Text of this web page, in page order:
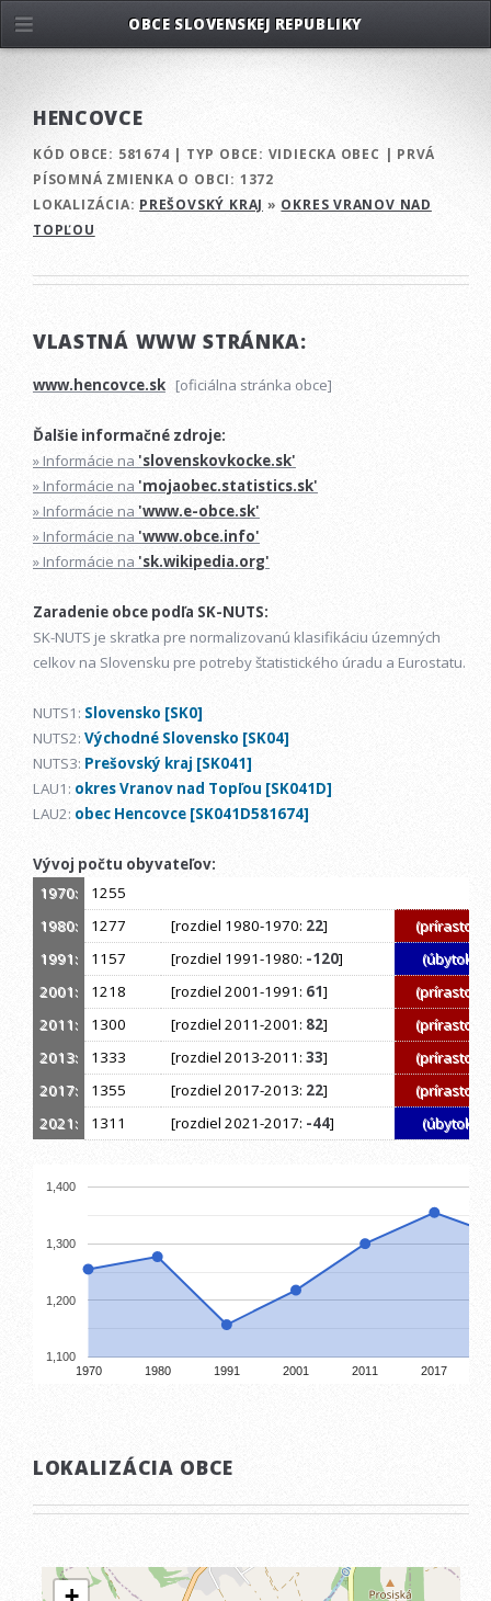
HENCOVCE
KÓD OBCE: 581674 | TYP OBCE: VIDIECKA OBEC | PRVÁ
PÍSOMNÁ ZMIENKA O OBCI: 1372
LOKALIZÁCIA: PREŠOVSKÝ KRAJ » OKRES VRANOV NAD
TOPĽOU
VLASTNÁ WWW STRÁNKA:
www.hencovce.sk [oficiálna stránka obce]
Ďalšie informačné zdroje:
» Informácie na 'slovenskovkocke.sk'
» Informácie na 'mojaobec.statistics.sk'
» Informácie na 'www.e-obce.sk'
» Informácie na 'www.obce.info'
» Informácie na 'sk.wikipedia.org'
Zaradenie obce podľa SK-NUTS:
SK-NUTS je skratka pre normalizovanú klasifikáciu územných
celkov na Slovensku pre potreby štatistického úradu a Eurostatu.
NUTS1: Slovensko [SK0]
NUTS2: Východné Slovensko [SK04]
NUTS3: Prešovský kraj [SK041]
LAU1: okres Vranov nad Topľou [SK041D]
LAU2: obec Hencovce [SK041D581674]
Vývoj počtu obyvateľov:
1970:
1255
1980:
1277 [rozdiel 1980-1970: 22]
(prírastok)
1991:
1157 [rozdiel 1991-1980: -120]
(úbytok)
2001:
1218 [rozdiel 2001-1991: 61]
(prírastok)
2011:
1300 [rozdiel 2011-2001: 82]
(prírastok)
2013:
1333 [rozdiel 2013-2011: 33]
(prírastok)
2017:
1355 [rozdiel 2017-2013: 22]
(prírastok)
2021:
1311 [rozdiel 2021-2017: -44] (úbytok)
1970 1980 1991 2001 2011 2017
1,100
1,200
1,300
1,400
LOKALIZÁCIA OBCE
OBCE SLOVENSKEJ REPUBLIKY